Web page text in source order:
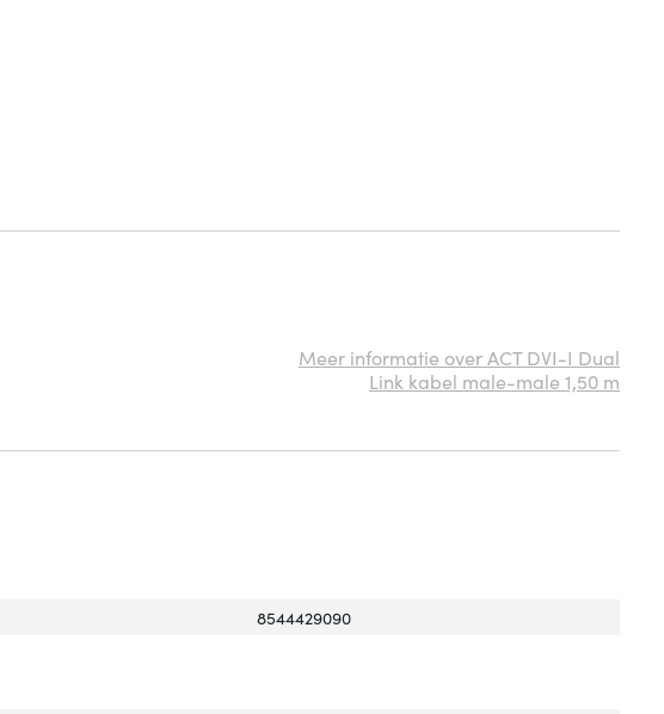
Meer informatie over ACT DVI-I Dual
Link kabel male-male 1,50 m
8544429090